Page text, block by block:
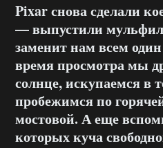
Pixar снова сделали
— выпустили
заменит нам всем
время просмотра мы
солнце, искупаемся в
пробежимся по
мостовой. А еще
которых куча